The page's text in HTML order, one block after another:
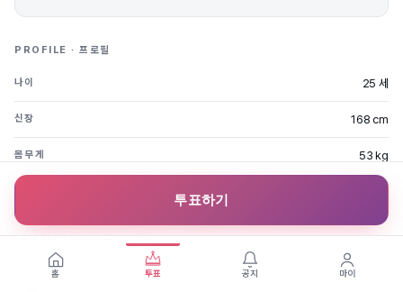
PROFILE · 프로필
나이 25 세
신장 168 cm
몸무게 53 kg
서울
FAN MESSAGES · 응원글
ㄱㅇㅂ 2023.10.25
투표하기
홈 투표 공지 마이